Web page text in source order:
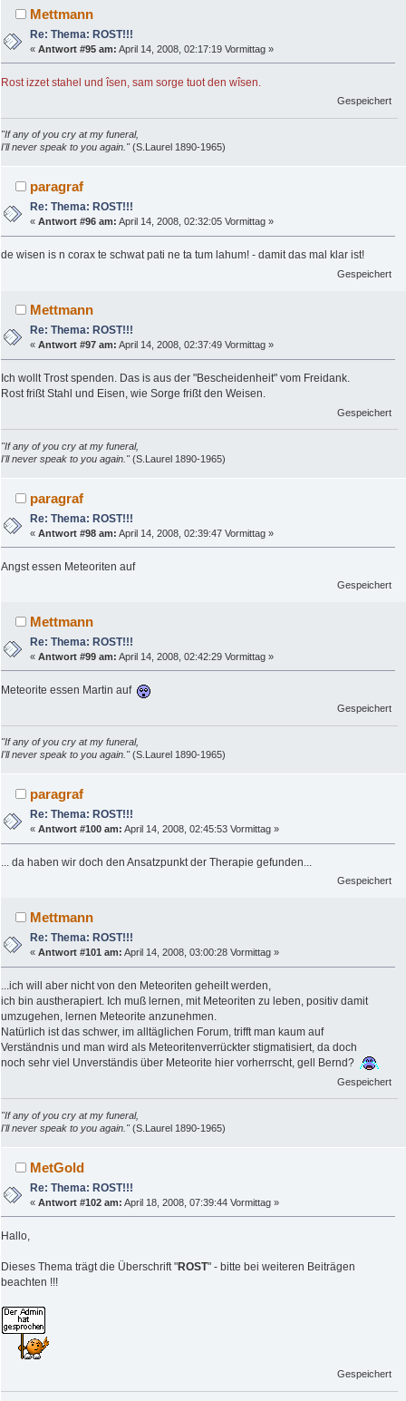
Mettmann
Re: Thema: ROST!!!
«Antwort #95 am: April 14, 2008, 02:17:19 Vormittag »
Rost izzet stahel und îsen, sam sorge tuot den wîsen.
Gespeichert
"If any of you cry at my funeral,
I'll never speak to you again."(S.Laurel 1890-1965)
paragraf
Re: Thema: ROST!!!
«Antwort #96 am: April 14, 2008, 02:32:05 Vormittag »
de wisen is n corax te schwat pati ne ta tum lahum! - damit das mal klar ist!
Gespeichert
Mettmann
Re: Thema: ROST!!!
«Antwort #97 am: April 14, 2008, 02:37:49 Vormittag »
Ich wollt Trost spenden. Das is aus der "Bescheidenheit" vom Freidank.
Rost frißt Stahl und Eisen, wie Sorge frißt den Weisen.
Gespeichert
"If any of you cry at my funeral,
I'll never speak to you again."(S.Laurel 1890-1965)
paragraf
Re: Thema: ROST!!!
«Antwort #98 am: April 14, 2008, 02:39:47 Vormittag »
Angst essen Meteoriten auf
Gespeichert
Mettmann
Re: Thema: ROST!!!
«Antwort #99 am: April 14, 2008, 02:42:29 Vormittag »
Meteorite essen Martin auf
Gespeichert
"If any of you cry at my funeral,
I'll never speak to you again."(S.Laurel 1890-1965)
paragraf
Re: Thema: ROST!!!
«Antwort #100 am: April 14, 2008, 02:45:53 Vormittag »
... da haben wir doch den Ansatzpunkt der Therapie gefunden...
Gespeichert
Mettmann
Re: Thema: ROST!!!
«Antwort #101 am: April 14, 2008, 03:00:28 Vormittag »
...ich will aber nicht von den Meteoriten geheilt werden,
ich bin austherapiert. Ich muß lernen, mit Meteoriten zu leben, positiv damit
umzugehen, lernen Meteorite anzunehmen.
Natürlich ist das schwer, im alltäglichen Forum, trifft man kaum auf
Verständnis und man wird als Meteoritenverrückter stigmatisiert, da doch
noch sehr viel Unverständis über Meteorite hier vorherrscht, gell Bernd?
Gespeichert
"If any of you cry at my funeral,
I'll never speak to you again."(S.Laurel 1890-1965)
MetGold
Re: Thema: ROST!!!
«Antwort #102 am: April 18, 2008, 07:39:44 Vormittag »
Hallo,
Dieses Thema trägt die Überschrift "ROST" - bitte bei weiteren Beiträgen
beachten !!!
Gespeichert